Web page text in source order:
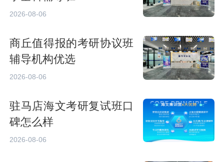
2026-08-06
商丘值得报的考研协议班
辅导机构优选
2026-08-06
驻马店海文考研复试班口
碑怎么样
2026-08-06